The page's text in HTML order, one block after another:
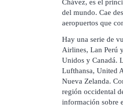
Chávez, es el
del mundo. Cae
aeropuertos que
Hay una serie de
Airlines, Lan Perú
Unidos y Canadá.
Lufthansa, United
Nueva Zelanda.
región occidental
información sobre